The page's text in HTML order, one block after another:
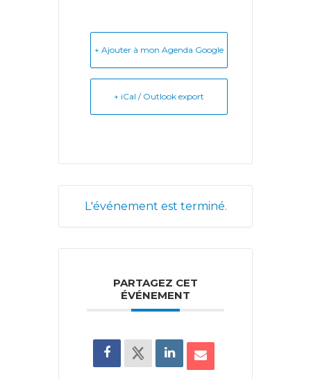
+ Ajouter à mon Agenda Google
+ iCal / Outlook export
L'événement est terminé.
PARTAGEZ CET
ÉVÉNEMENT